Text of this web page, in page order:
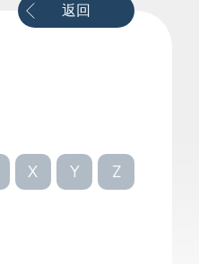
返回
X Y Z